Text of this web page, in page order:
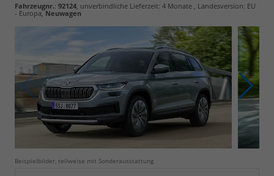
Fahrzeugnr.: 92124 , unverbindliche Lieferzeit: 4 Monate , Landesversion: EU
- Europa,Neuwagen
Beispielbilder, teilweise mit Sonderausstattung